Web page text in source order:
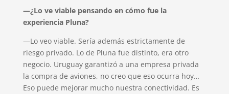
—¿Lo ve viable pensando en cómo fue la
experiencia Pluna?
—Lo veo viable. Sería además estrictamente de
riesgo privado. Lo de Pluna fue distinto, era otro
negocio. Uruguay garantizó a una empresa privada
la compra de aviones, no creo que eso ocurra hoy…
Eso puede mejorar mucho nuestra conectividad. Es